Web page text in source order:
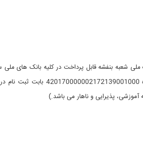
بانکی هزینه شرکت در دوره به حساب سیبا شماره 2172139001000 بانک ملی شعبه بنفشه قابل پرداخت در کلیه بانک
کشور به نام پژوهشگاه بین المللی زلزله شناسی و مهندسی زلزله و یا حساب شبا شماره
پذیرایی و ناهار می باشد.)